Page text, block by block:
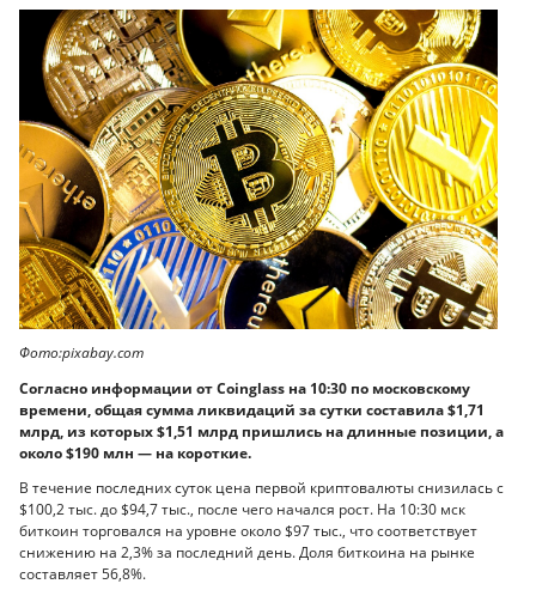
Фото:pixabay.com
Согласно информации от Coinglass на 10:30 по московскому
времени, общая сумма ликвидаций за сутки составила $1,71
млрд, из которых $1,51 млрд пришлись на длинные позиции, а
около $190 млн — на короткие.
В течение последних суток цена первой криптовалюты снизилась с
$100,2 тыс. до $94,7 тыс., после чего начался рост. На 10:30 мск
биткоин торговался на уровне около $97 тыс., что соответствует
снижению на 2,3% за последний день. Доля биткоина на рынке
составляет 56,8%.